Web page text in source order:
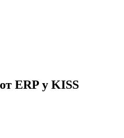
ERP у KISS